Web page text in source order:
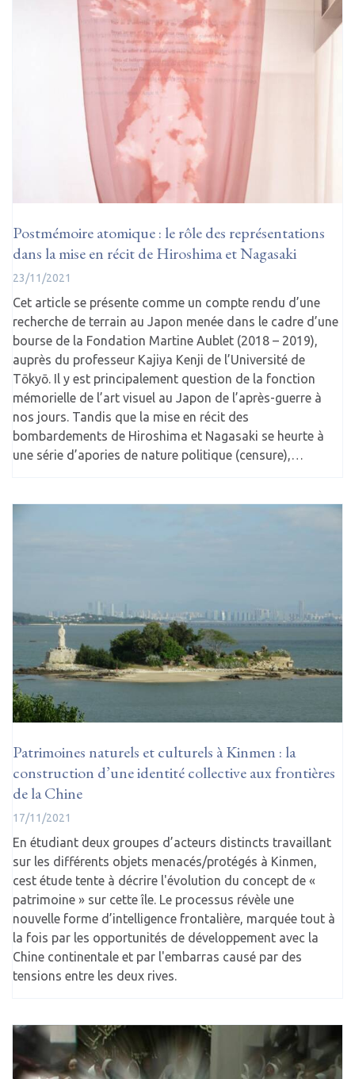
Postmémoire atomique : le rôle des représentations
dans la mise en récit de Hiroshima et Nagasaki
23/11/2021
Cet article se présente comme un compte rendu d’une
recherche de terrain au Japon menée dans le cadre d’une
bourse de la Fondation Martine Aublet (2018 – 2019),
auprès du professeur Kajiya Kenji de l’Université de
Tōkyō. Il y est principalement question de la fonction
mémorielle de l’art visuel au Japon de l’après-guerre à
nos jours. Tandis que la mise en récit des
bombardements de Hiroshima et Nagasaki se heurte à
une série d’apories de nature politique (censure),…
Patrimoines naturels et culturels à Kinmen : la
construction d’une identité collective aux frontières
de la Chine
17/11/2021
En étudiant deux groupes d’acteurs distincts travaillant
sur les différents objets menacés/protégés à Kinmen,
cest étude tente à décrire l'évolution du concept de «
patrimoine » sur cette île. Le processus révèle une
nouvelle forme d’intelligence frontalière, marquée tout à
la fois par les opportunités de développement avec la
Chine continentale et par l'embarras causé par des
tensions entre les deux rives.